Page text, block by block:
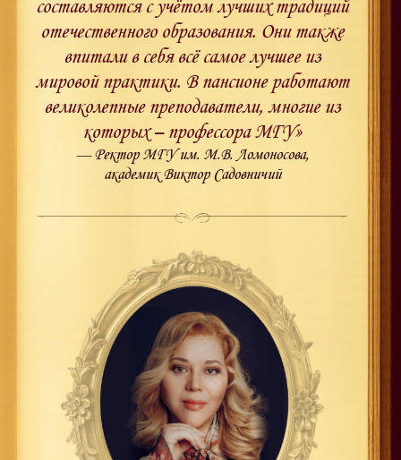
составляются с учётом лучших традиций
отечественного образования. Они также
впитали в себя всё самое лучшее из
мировой практики. В пансионе работают
великолепные преподаватели, многие из
которых – профессора МГУ»
— Ректор МГУ им. М.В. Ломоносова,
академик Виктор Садовничий